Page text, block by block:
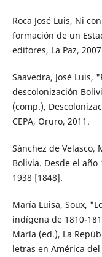
Roca José Luis, Ni
formación de un
editores, La Paz,
Saavedra, José Luis,
descolonización
(comp.),
CEPA, Oruro, 2011.
Sánchez de
Bolivia. Desde el año
1938 [1848].
María Luisa, Soux,
indígena de 1810-
María (ed.), La
letras en América del